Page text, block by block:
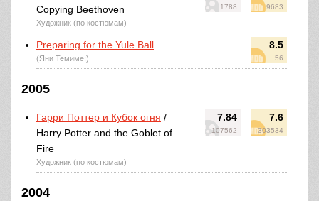
1788 9683
Copying Beethoven
Художник (по костюмам)
8.5
56
Preparing for the Yule Ball
(Яни Темиме;)
2005
7.84
107562
7.6
303534
Гарри Поттер и Кубок огня /
Harry Potter and the Goblet of
Fire
Художник (по костюмам)
2004